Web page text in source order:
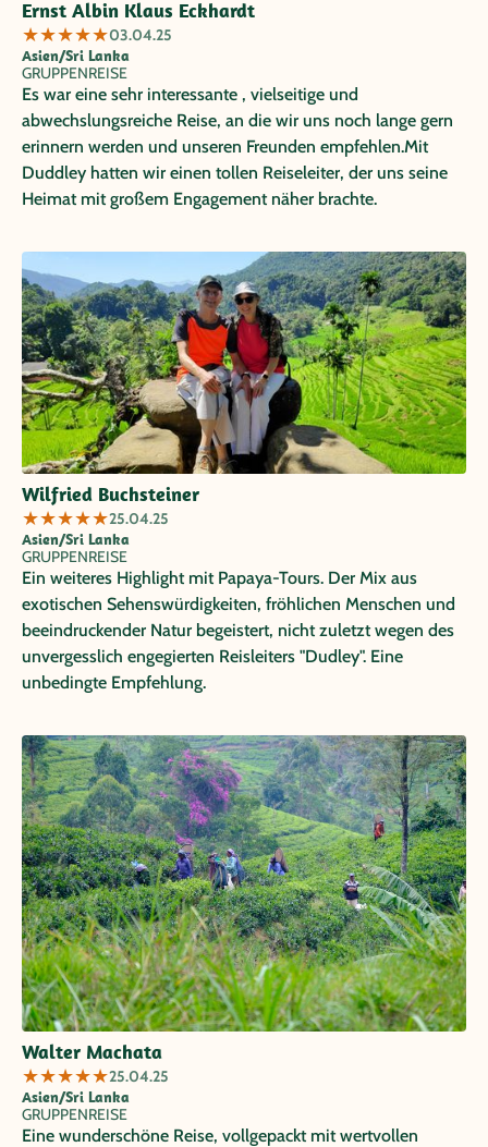
Ernst Albin Klaus Eckhardt
★★★★★03.04.25
Asien/Sri Lanka
GRUPPENREISE
Es war eine sehr interessante , vielseitige und
abwechslungsreiche Reise, an die wir uns noch lange gern
erinnern werden und unseren Freunden empfehlen.Mit
Duddley hatten wir einen tollen Reiseleiter, der uns seine
Heimat mit großem Engagement näher brachte.
Wilfried Buchsteiner
★★★★★25.04.25
Asien/Sri Lanka
GRUPPENREISE
Ein weiteres Highlight mit Papaya-Tours. Der Mix aus
exotischen Sehenswürdigkeiten, fröhlichen Menschen und
beeindruckender Natur begeistert, nicht zuletzt wegen des
unvergesslich engegierten Reisleiters "Dudley". Eine
unbedingte Empfehlung.
Walter Machata
★★★★★25.04.25
Asien/Sri Lanka
GRUPPENREISE
Eine wunderschöne Reise, vollgepackt mit wertvollen